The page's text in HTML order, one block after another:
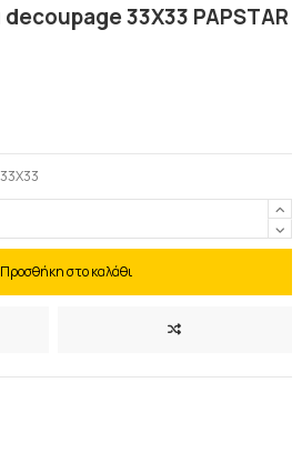
33Χ33 PAPSTAR
Προσθήκη στο καλάθι